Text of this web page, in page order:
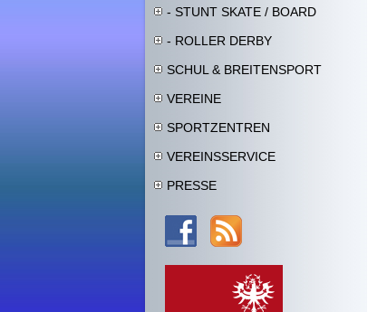
- STUNT SKATE / BOARD
- ROLLER DERBY
SCHUL & BREITENSPORT
VEREINE
SPORTZENTREN
VEREINSSERVICE
PRESSE